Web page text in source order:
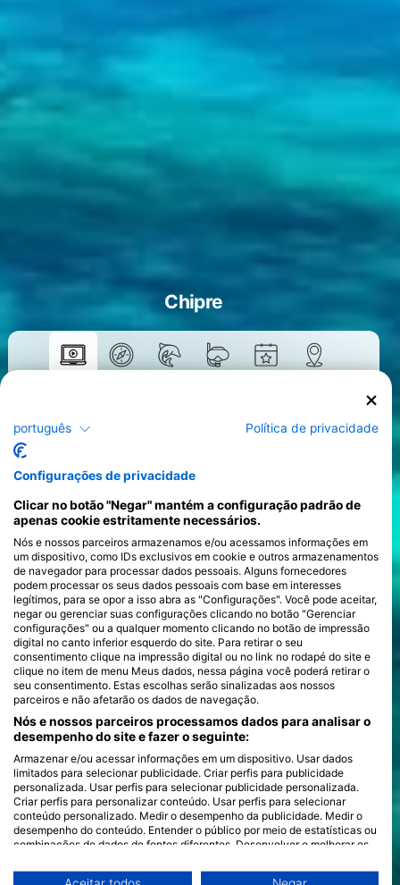
Chipre
português Política de privacidade
Configurações de privacidade
Clicar no botão "Negar" mantém a configuração padrão de
apenas cookie estritamente necessários.
Nós e nossos parceiros armazenamos e/ou acessamos informações em
um dispositivo, como IDs exclusivos em cookie e outros armazenamentos
de navegador para processar dados pessoais. Alguns fornecedores
podem processar os seus dados pessoais com base em interesses
legítimos, para se opor a isso abra as "Configurações". Você pode aceitar,
negar ou gerenciar suas configurações clicando no botão "Gerenciar
configurações" ou a qualquer momento clicando no botão de impressão
digital no canto inferior esquerdo do site. Para retirar o seu
consentimento clique na impressão digital ou no link no rodapé do site e
clique no item de menu Meus dados, nessa página você poderá retirar o
seu consentimento. Estas escolhas serão sinalizadas aos nossos
parceiros e não afetarão os dados de navegação.
Nós e nossos parceiros processamos dados para analisar o
desempenho do site e fazer o seguinte:
Armazenar e/ou acessar informações em um dispositivo. Usar dados
limitados para selecionar publicidade. Criar perfis para publicidade
personalizada. Usar perfis para selecionar publicidade personalizada.
Criar perfis para personalizar conteúdo. Usar perfis para selecionar
conteúdo personalizado. Medir o desempenho da publicidade. Medir o
desempenho do conteúdo. Entender o público por meio de estatísticas ou
combinações de dados de fontes diferentes. Desenvolver e melhorar os
Você pode encontrar mais informações sobre o uso de dados pelo Google